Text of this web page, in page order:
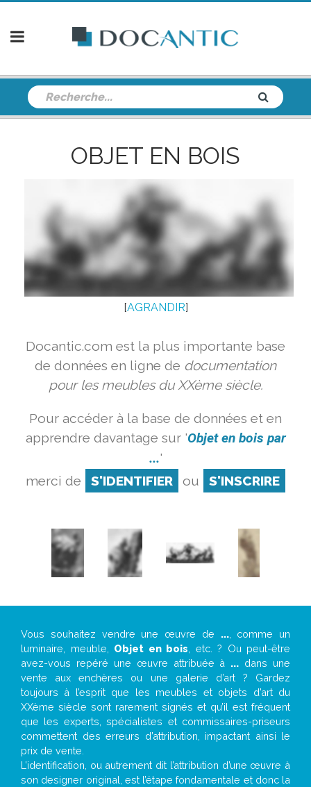
OBJET EN BOIS
[AGRANDIR]
Docantic.com est la plus importante base
de données en ligne de documentation
pour les meubles du XXème siècle.
Pour accéder à la base de données et en
apprendre davantage sur 'Objet en bois par
...'
merci de
S'IDENTIFIER ou S'INSCRIRE
Vous souhaitez vendre une œuvre de ..., comme un
luminaire, meuble, Objet en bois , etc. ? Ou peut-être
avez-vous repéré une œuvre attribuée à ... dans une
vente aux enchères ou une galerie d’art ? Gardez
toujours à l’esprit que les meubles et objets d’art du
XXème siècle sont rarement signés et qu’il est fréquent
que les experts, spécialistes et commissaires-priseurs
commettent des erreurs d’attribution, impactant ainsi le
prix de vente.
L’identification, ou autrement dit l’attribution d’une œuvre à
son designer original, est l’étape fondamentale et donc la